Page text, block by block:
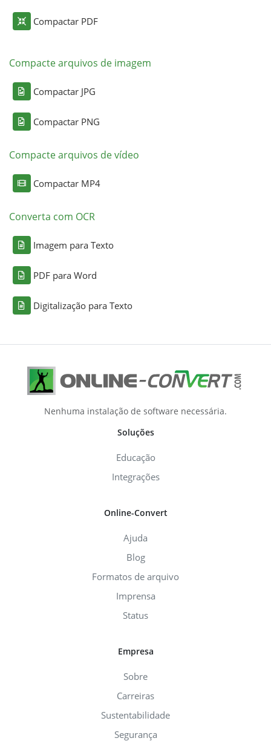
Compactar PDF
Compacte arquivos de imagem
Compactar JPG
Compactar PNG
Compacte arquivos de vídeo
Compactar MP4
Converta com OCR
Imagem para Texto
PDF para Word
Digitalização para Texto
Nenhuma instalação de software necessária.
Soluções
Educação
Integrações
Online-Convert
Ajuda
Blog
Formatos de arquivo
Imprensa
Status
Empresa
Sobre
Carreiras
Sustentabilidade
Segurança